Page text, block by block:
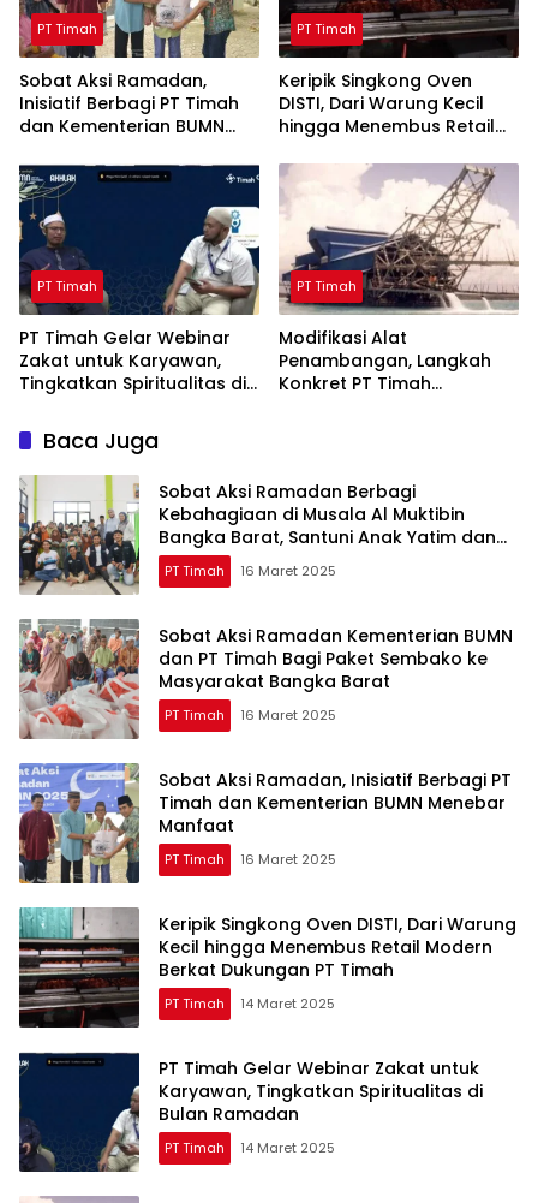
PT Timah
Sobat Aksi Ramadan,
Inisiatif Berbagi PT Timah
dan Kementerian BUMN
PT Timah
Keripik Singkong Oven
DISTI, Dari Warung Kecil
hingga Menembus Retail
PT Timah
PT Timah
PT Timah Gelar Webinar
Zakat untuk Karyawan,
Tingkatkan Spiritualitas di
PT Timah
Modifikasi Alat
Penambangan, Langkah
Konkret PT Timah
Baca Juga
Sobat Aksi Ramadan Berbagi
Kebahagiaan di Musala Al Muktibin
Bangka Barat, Santuni Anak Yatim dan
Piatu
PT Timah 16 Maret 2025
Sobat Aksi Ramadan Kementerian BUMN
dan PT Timah Bagi Paket Sembako ke
Masyarakat Bangka Barat
PT Timah 16 Maret 2025
Sobat Aksi Ramadan, Inisiatif Berbagi PT
Timah dan Kementerian BUMN Menebar
Manfaat
PT Timah 16 Maret 2025
Keripik Singkong Oven DISTI, Dari Warung
Kecil hingga Menembus Retail Modern
Berkat Dukungan PT Timah
PT Timah 14 Maret 2025
PT Timah Gelar Webinar Zakat untuk
Karyawan, Tingkatkan Spiritualitas di
Bulan Ramadan
PT Timah 14 Maret 2025